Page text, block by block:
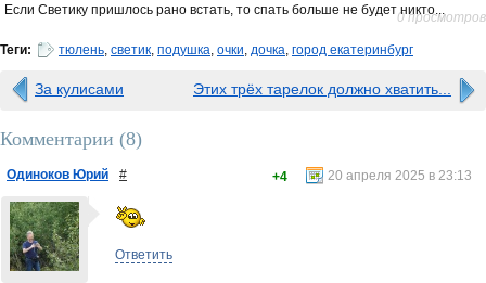
Если Светику пришлось рано встать, то спать больше не будет никто...0 просмотров
Теги: тюлень светик подушка очки дочка город екатеринбург
За кулисами Этих трёх тарелок должно хватить...
Комментарии (8)
Одиноков Юрий # 20 апреля 2025 в 23:13
+4
Ответить